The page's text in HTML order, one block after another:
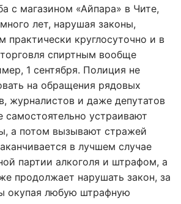
с магазином «Айпара» в Чите,
лет, нарушая законы,
практически круглосуточно и в
спиртным вообще
1 сентября. Полиция не
на обращения рядовых
журналистов и даже депутатов
устраивают
а потом вызывают стражей
в лучшем случае
партии алкоголя и штрафом, а
продолжает нарушать закон, за
окупая любую штрафную